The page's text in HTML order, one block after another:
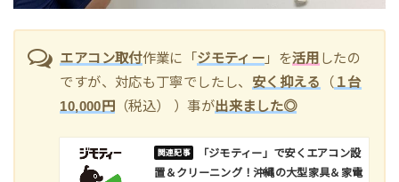
エアコン取付作業に「 ジモティー 」を活用 したの
ですが、対応も丁寧でしたし、 安く抑える （ １台
10,000円
（税込） ）事が出来ました◎
「ジモティー」で安くエアコン設
置＆クリーニング！沖縄の大型家具＆家電